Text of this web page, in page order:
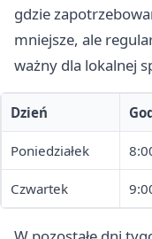
gdzie
mniejsze, ale
ważny dla lokalnej
Dzień
Poniedziałek
Czwartek